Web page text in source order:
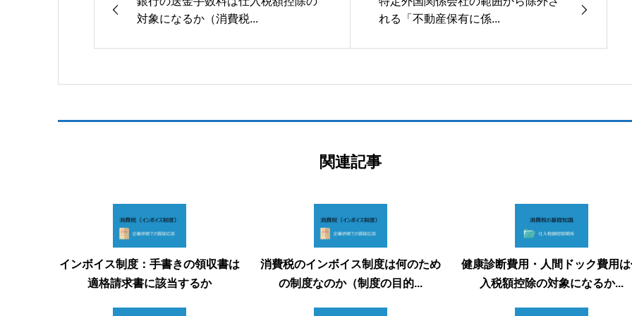
対象になるか（消費税...
れる「不動産保有に係...
関連記事
インボイス制度：手書きの領収書は
適格請求書に該当するか
消費税のインボイス制度は何のため
の制度なのか（制度の目的...
健康診断費用・人間ドック費用
入税額控除の対象になるか...